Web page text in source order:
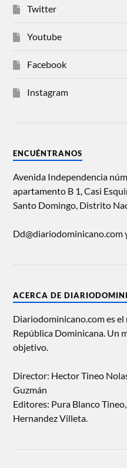
Twitter
Youtube
Facebook
Instagram
ENCUÉNTRANOS
Avenida Independencia
apartamento B 1, Casi
Santo Domingo, Distrito
Dd@diariodominicano.com
ACERCA DE
Diariodominicano.com es
República Dominicana. Un
objetivo.
Director: Hector Tineo
Guzmán
Editores: Pura Blanco
Hernandez Villeta.